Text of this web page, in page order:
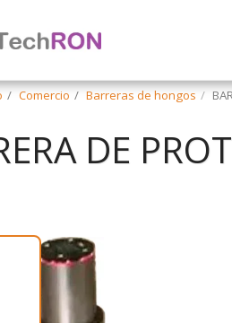
Comercio Barreras de hongos
DE